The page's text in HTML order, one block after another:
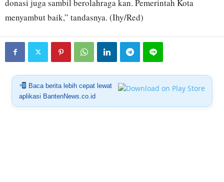
donasi juga sambil berolahraga kan. Pemerintah Kota
menyambut baik,” tandasnya. (Ihy/Red)
Baca berita lebih cepat lewat
aplikasi BantenNews.co.id